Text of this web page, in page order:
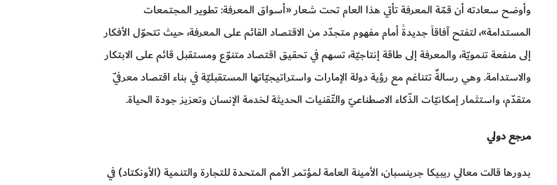
وأوضح سعادته أن قمّة المعرفة تأتي هذا العام تحت شعار «أسواق المعرفة: تطوير المجتمعات
المستدامة»، لتفتح آفاقاً جديدةً أمام مفهوم متجدّد من الاقتصاد القائم على المعرفة، حيث تتحوّل الأفكار
إلى منفعة تنمويّة، والمعرفة إلى طاقة إنتاجيّة، تسهم في تحقيق اقتصاد متنوّع ومستقبل قائم على الابتكار
والاستدامة. وهي رسالةٌ تتناغم مع رؤية دولة الإمارات واستراتيجيّاتها المستقبليّة في بناء اقتصاد معرفيّ
متقدّم، واستثمار إمكانيّات الذّكاء الاصطناعيّ والتّقنيات الحديثة لخدمة الإنسان وتعزيز جودة الحياة.
مرجع دولي
بدورها قالت معالي ريبيكا جرينسبان، الأمينة العامة لمؤتمر الأمم المتحدة للتجارة والتنمية (الأونكتاد) في